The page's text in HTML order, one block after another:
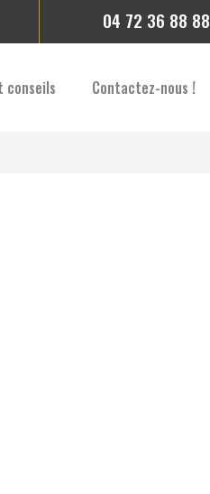
04 72 36 88 88
conseils Contactez-nous !